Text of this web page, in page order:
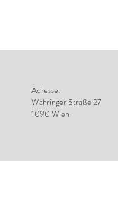
Adresse:
Währinger Straße 27
1090 Wien